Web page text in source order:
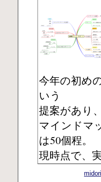
今年の初め
いう
提案があり
マインドマ
は50個程。
現時点で、